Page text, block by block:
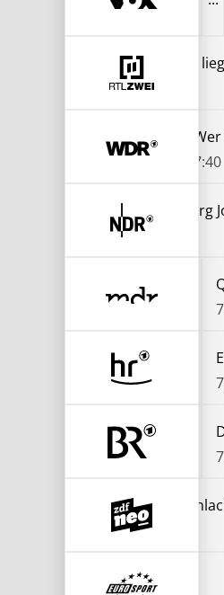
Lokalzeit
7:40
7:15
Die
7:20
Radsport: Polen-Rundfahrt